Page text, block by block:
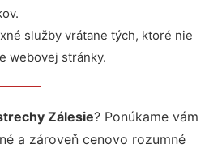
služby vrátane tých, ktoré nie
webovej stránky.
Zálesie? Ponúkame vám
a zároveň cenovo rozumné